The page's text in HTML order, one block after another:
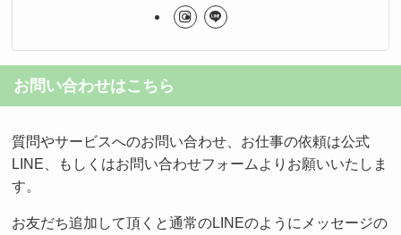
お問い合わせはこちら
質問やサービスへのお問い合わせ、お仕事の依頼は公式
LINE、もしくはお問い合わせフォームよりお願いいたしま
す。
お友だち追加して頂くと通常のLINEのようにメッセージの